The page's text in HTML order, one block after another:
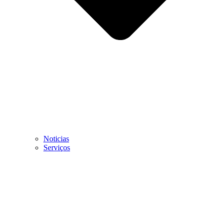
Noticias
Serviços